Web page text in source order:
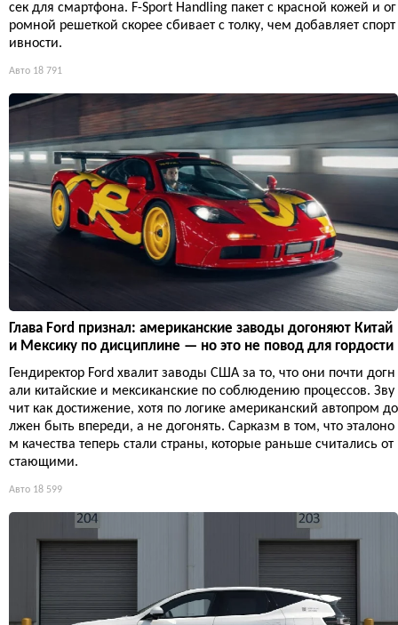
сек для смартфона. F-Sport Handling пакет с красной кожей и ог
ромной решеткой скорее сбивает с толку, чем добавляет спорт
ивности.
Авто 18 791
Глава Ford признал: американские заводы догоняют Китай
и Мексику по дисциплине — но это не повод для гордости
Гендиректор Ford хвалит заводы США за то, что они почти догн
али китайские и мексиканские по соблюдению процессов. Зву
чит как достижение, хотя по логике американский автопром до
лжен быть впереди, а не догонять. Сарказм в том, что эталоно
м качества теперь стали страны, которые раньше считались от
стающими.
Авто 18 599